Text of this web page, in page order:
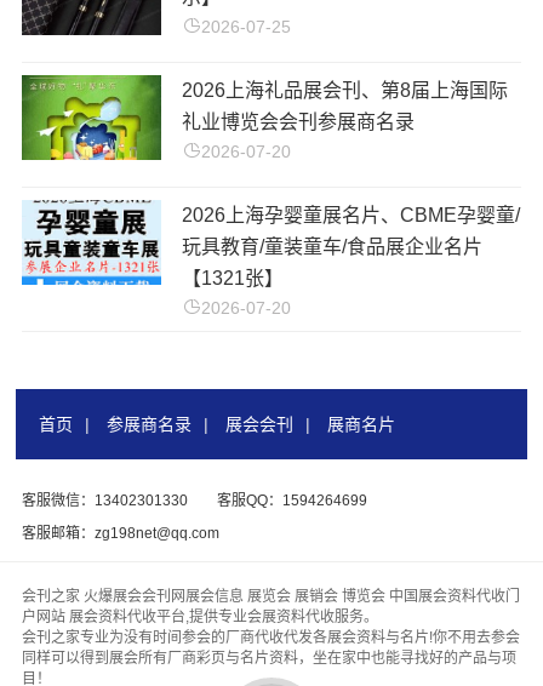
2026-07-25
2026上海礼品展会刊、第8届上海国际
礼业博览会会刊参展商名录
2026-07-20
2026上海孕婴童展名片、CBME孕婴童/
玩具教育/童装童车/食品展企业名片
【1321张】
2026-07-20
首页 | 参展商名录 | 展会会刊 | 展商名片
客服微信：13402301330
客服QQ：1594264699
客服邮箱：zg198net@qq.com
会刊之家 火爆展会会刊网展会信息 展览会 展销会 博览会 中国展会资料代收门
户网站 展会资料代收平台,提供专业会展资料代收服务。
会刊之家专业为没有时间参会的厂商代收代发各展会资料与名片!你不用去参会
同样可以得到展会所有厂商彩页与名片资料，坐在家中也能寻找好的产品与项
目！